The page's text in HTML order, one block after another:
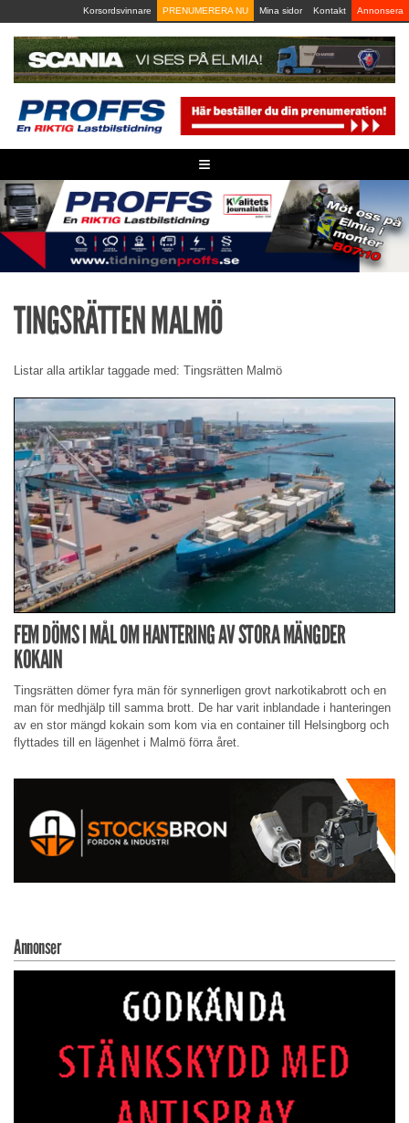
to
content
Korsordsvinnare PRENUMERERA NU Mina sidor Kontakt Annonsera
≡
TINGSRÄTTEN MALMÖ
Listar alla artiklar taggade med: Tingsrätten Malmö
FEM DÖMS I MÅL OM HANTERING AV STORA MÄNGDER
KOKAIN
Tingsrätten dömer fyra män för synnerligen grovt narkotikabrott och en
man för medhjälp till samma brott. De har varit inblandade i hanteringen
av en stor mängd kokain som kom via en container till Helsingborg och
flyttades till en lägenhet i Malmö förra året.
Annonser